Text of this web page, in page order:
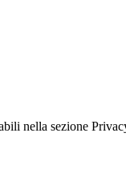
nella sezione